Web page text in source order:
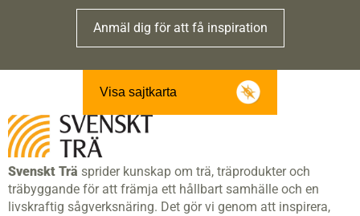
Anmäl dig för att få inspiration
Visa sajtkarta
Svenskt Trä sprider kunskap om trä, träprodukter och
träbyggande för att främja ett hållbart samhälle och en
livskraftig sågverksnäring. Det gör vi genom att inspirera,